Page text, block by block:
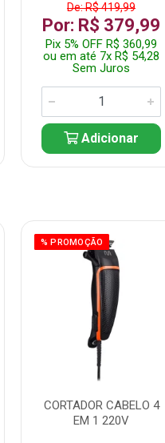
De: R$ 419,99
Por: R$ 379,99
Pix 5% OFF R$ 360,99
ou em até 7x R$ 54,28
Sem Juros
Adicionar
% PROMOÇÃO
CORTADOR CABELO 4
EM 1 220V